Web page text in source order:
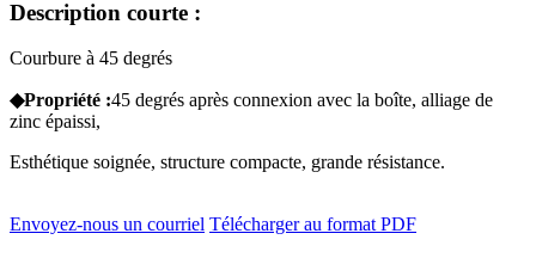
Description courte :
Courbure à 45 degrés
◆Propriété :45 degrés après connexion avec la boîte, alliage de
zinc épaissi,
Esthétique soignée, structure compacte, grande résistance.
Envoyez-nous un courriel Télécharger au format PDF